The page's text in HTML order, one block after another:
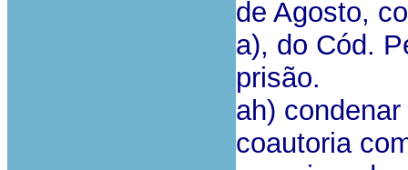
de Agosto,
a), do Cód.
prisão.
ah)
coautoria